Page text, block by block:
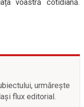
voastră cotidiană.
urmărește
flux editorial.